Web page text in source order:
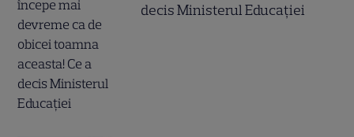
decis Ministerul Educației